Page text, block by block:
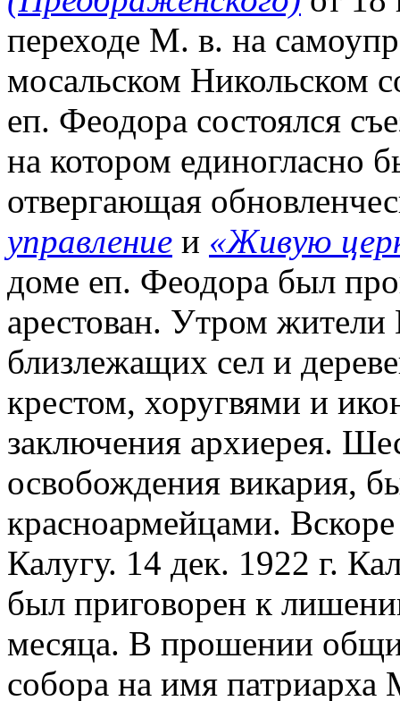
переходе М. в. на
мосальском Никольском
еп. Феодора состоялся
на котором единогласно
отвергающая
управление и «Живую
доме еп. Феодора был
арестован. Утром
близлежащих сел и
крестом, хоругвями и
заключения архиерея.
освобождения викария,
красноармейцами.
Калугу. 14 дек. 1922 г.
был приговорен к
месяца. В прошении
собора на имя патриарха